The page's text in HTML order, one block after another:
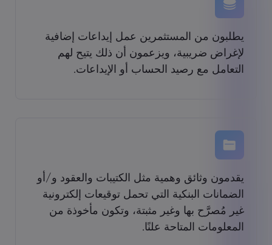
يطلبون من المستثمرين عمل إيداعات إضافية
لإغراض ضريبية، ويزعمون أن ذلك يتيح لهم
التعامل مع رصيد الحساب أو الإيداعات.
يقدمون وثائق وهمية مثل الكتيبات والعقود و/أو
الضمانات البنكية التي تحمل توقيعات إلكترونية
غير مُصرَّح بها وغير مثبتة، وتكون مأخوذة من
المعلومات المتاحة علنًا.